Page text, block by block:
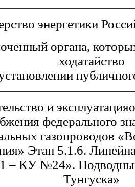
энергетики
органа,
ходатайство
и
федерального
газопроводов
Этап 5.1.6.
КУ №24». Подводный
Тунгуска»